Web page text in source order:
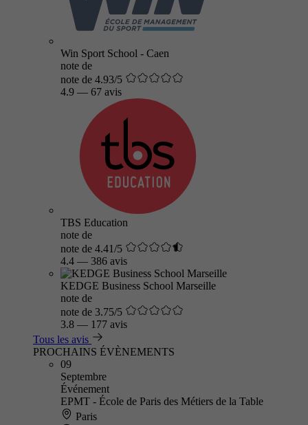
Win Sport School - Caen
note de
note de 4.93/5
4.9 — 67 avis
TBS Education
note de
note de 4.41/5
4.4 — 386 avis
KEDGE Business School Marseille
note de
note de 3.75/5
3.8 — 177 avis
Tous les avis
PROCHAINS ÉVÈNEMENTS
09
Septembre
Événement
EPMT - École de Paris des Métiers de la Table
Paris